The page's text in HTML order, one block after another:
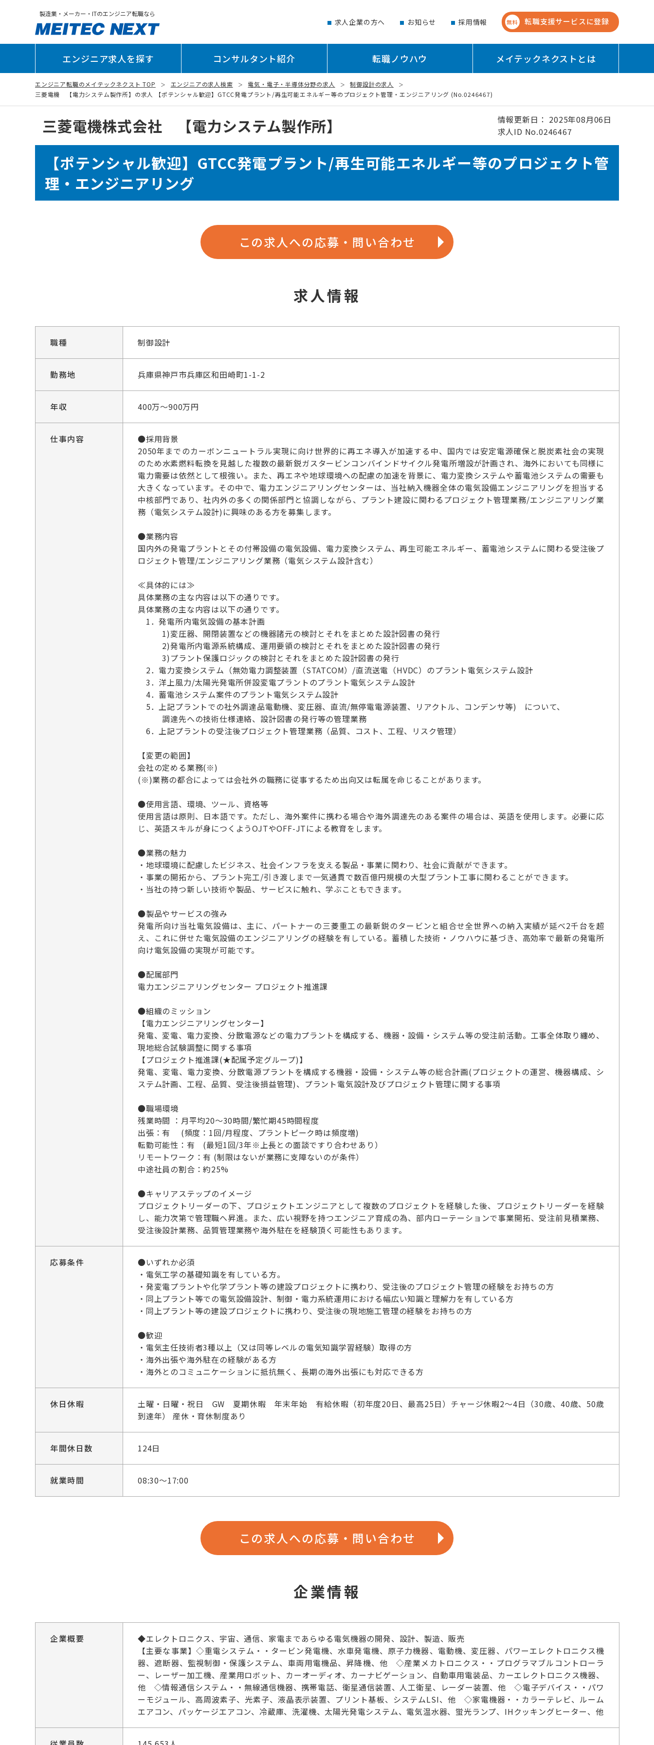
製造業・メーカー・ITのエンジニア転職なら
求人企業の方へ お知らせ 採用情報 無料 転職支援サービスに登録
エンジニア求人を探す コンサルタント紹介 転職ノウハウ メイテックネクストとは
エンジニア転職のメイテックネクスト TOP エンジニアの求人検索 電気・電子・半導体分野の求人
制御設計の求人
三菱電機 【電力システム製作所】の求人 【ポテンシャル歓迎】GTCC発電プラント/再生可能エネルギー等のプロジェクト管理・エンジニアリング (No.0246467)
三菱電機株式会社 【電力システム製作所】
情報更新日： 2025年08月06日
求人ID No.0246467
【ポテンシャル歓迎】GTCC発電プラント/再生可能エネルギー等のプロジェクト管
理・エンジニアリング
この求人への応募・問い合わせ
求人情報
職種 制御設計
勤務地 兵庫県神戸市兵庫区和田崎町1-1-2
年収 400万～900万円
仕事内容
●採用背景
2050年までのカーボンニュートラル実現に向け世界的に再エネ導入が加速する中、国内では安定電源確保と脱炭素社会の実現
のため水素燃料転換を見越した複数の最新鋭ガスタービンコンバインドサイクル発電所増設が計画され、海外においても同様に
電力需要は依然として根強い。また、再エネや地球環境への配慮の加速を背景に、電力変換システムや蓄電池システムの需要も
大きくなっています。その中で、電力エンジニアリングセンターは、当社納入機器全体の電気設備エンジニアリングを担当する
中核部門であり、社内外の多くの関係部門と協調しながら、プラント建設に関わるプロジェクト管理業務/エンジニアリング業
務（電気システム設計)に興味のある方を募集します。
●業務内容
国内外の発電プラントとその付帯設備の電気設備、電力変換システム、再生可能エネルギー、蓄電池システムに関わる受注後プ
ロジェクト管理/エンジニアリング業務（電気システム設計含む）
≪具体的には≫
具体業務の主な内容は以下の通りです。
具体業務の主な内容は以下の通りです。
1．発電所内電気設備の基本計画
1)変圧器、開閉装置などの機器諸元の検討とそれをまとめた設計図書の発行
2)発電所内電源系統構成、運用要領の検討とそれをまとめた設計図書の発行
3)プラント保護ロジックの検討とそれをまとめた設計図書の発行
2．電力変換システム（無効電力調整装置（STATCOM）/直流送電（HVDC）のプラント電気システム設計
3．洋上風力/太陽光発電所併設変電プラントのプラント電気システム設計
4．蓄電池システム案件のプラント電気システム設計
5．上記プラントでの社外調達品電動機、変圧器、直流/無停電電源装置、リアクトル、コンデンサ等) について、
調達先への技術仕様連絡、設計図書の発行等の管理業務
6．上記プラントの受注後プロジェクト管理業務（品質、コスト、工程、リスク管理）
【変更の範囲】
会社の定める業務(※)
(※)業務の都合によっては会社外の職務に従事するため出向又は転属を命じることがあります。
●使用言語、環境、ツール、資格等
使用言語は原則、日本語です。ただし、海外案件に携わる場合や海外調達先のある案件の場合は、英語を使用します。必要に応
じ、英語スキルが身につくようOJTやOFF-JTによる教育をします。
●業務の魅力
・地球環境に配慮したビジネス、社会インフラを支える製品・事業に関わり、社会に貢献ができます。
・事業の開拓から、プラント完工/引き渡しまで一気通貫で数百億円規模の大型プラント工事に関わることができます。
・当社の持つ新しい技術や製品、サービスに触れ、学ぶこともできます。
●製品やサービスの強み
発電所向け当社電気設備は、主に、パートナーの三菱重工の最新鋭のタービンと組合せ全世界への納入実績が延べ2千台を超
え、これに併せた電気設備のエンジニアリングの経験を有している。蓄積した技術・ノウハウに基づき、高効率で最新の発電所
向け電気設備の実現が可能です。
●配属部門
電力エンジニアリングセンター プロジェクト推進課
●組織のミッション
【電力エンジニアリングセンター】
発電、変電、電力変換、分散電源などの電力プラントを構成する、機器・設備・システム等の受注前活動。工事全体取り纏め、
現地総合試験調整に関する事項
【プロジェクト推進課(★配属予定グループ)】
発電、変電、電力変換、分散電源プラントを構成する機器・設備・システム等の総合計画(プロジェクトの運営、機器構成、シ
ステム計画、工程、品質、受注後損益管理)、プラント電気設計及びプロジェクト管理に関する事項
●職場環境
残業時間 ：月平均20～30時間/繁忙期45時間程度
出張：有 (頻度：1回/月程度、プラントピーク時は頻度増)
転勤可能性：有 (最短1回/3年※上長との面談ですり合わせあり）
リモートワーク：有 (制限はないが業務に支障ないのが条件）
中途社員の割合：約25%
●キャリアステップのイメージ
プロジェクトリーダーの下、プロジェクトエンジニアとして複数のプロジェクトを経験した後、プロジェクトリーダーを経験
し、能力次第で管理職へ昇進。また、広い視野を持つエンジニア育成の為、部内ローテーションで事業開拓、受注前見積業務、
受注後設計業務、品質管理業務や海外駐在を経験頂く可能性もあります。
応募条件
●いずれか必須
・電気工学の基礎知識を有している方。
・発変電プラントや化学プラント等の建設プロジェクトに携わり、受注後のプロジェクト管理の経験をお持ちの方
・同上プラント等での電気設備設計、制御・電力系統運用における幅広い知識と理解力を有している方
・同上プラント等の建設プロジェクトに携わり、受注後の現地施工管理の経験をお持ちの方
●歓迎
・電気主任技術者3種以上（又は同等レベルの電気知識学習経験）取得の方
・海外出張や海外駐在の経験がある方
・海外とのコミュニケーションに抵抗無く、長期の海外出張にも対応できる方
休日休暇
土曜・日曜・祝日 GW 夏期休暇 年末年始 有給休暇（初年度20日、最高25日）チャージ休暇2～4日（30歳、40歳、50歳
到達年） 産休・育休制度あり
年間休日数 124日
就業時間 08:30～17:00
この求人への応募・問い合わせ
企業情報
企業概要
◆エレクトロニクス、宇宙、通信、家電まであらゆる電気機器の開発、設計、製造、販売
【主要な事業】◇重電システム・・タービン発電機、水車発電機、原子力機器、電動機、変圧器、パワーエレクトロニクス機
器、遮断器、監視制御・保護システム、車両用電機品、昇降機、他 ◇産業メカトロニクス・・プログラマブルコントローラ
ー、レーザー加工機、産業用ロボット、カーオーディオ、カーナビゲーション、自動車用電装品、カーエレクトロニクス機器、
他 ◇情報通信システム・・無線通信機器、携帯電話、衛星通信装置、人工衛星、レーダー装置、他 ◇電子デバイス・・パワ
ーモジュール、高周波素子、光素子、液晶表示装置、プリント基板、システムLSI、他 ◇家電機器・・カラーテレビ、ルーム
エアコン、パッケージエアコン、冷蔵庫、洗濯機、太陽光発電システム、電気温水器、蛍光ランプ、IHクッキングヒーター、他